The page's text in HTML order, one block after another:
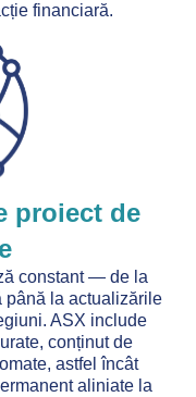
financiară.
proiect de
constant — de la
până la actualizările
ASX include
conținut de
astfel încât
aliniate la